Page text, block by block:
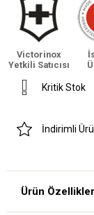
Victorinox
Yetkili Satıcısı
Kritik Stok
İndirimli
Ürün